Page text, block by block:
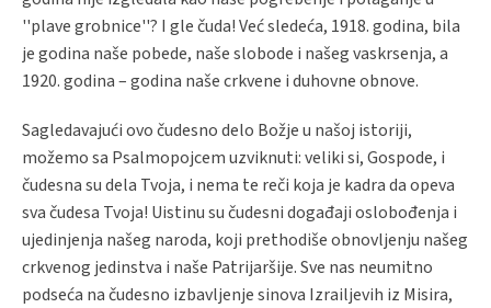
''plave grobnice''? I gle čuda! Već sledeća, 1918. godina, bila
je godina naše pobede, naše slobode i našeg vaskrsenja, a
1920. godina – godina naše crkvene i duhovne obnove.
Sagledavajući ovo čudesno delo Božje u našoj istoriji,
možemo sa Psalmopojcem uzviknuti: veliki si, Gospode, i
čudesna su dela Tvoja, i nema te reči koja je kadra da opeva
sva čudesa Tvoja! Uistinu su čudesni događaji oslobođenja i
ujedinjenja našeg naroda, koji prethodiše obnovljenju našeg
crkvenog jedinstva i naše Patrijaršije. Sve nas neumitno
podseća na čudesno izbavljenje sinova Izrailjevih iz Misira,